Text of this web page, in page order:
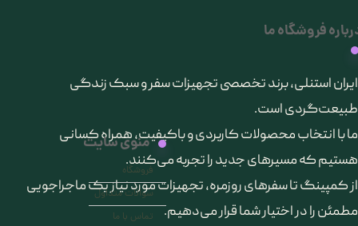
فروشگاه ما
​ایران استنلی، برند تخصصی تجهیزات سفر و سبک زندگی
طبیعت‌گردی است.
ما با انتخاب محصولات کاربردی و باکیفیت، همراه کسانی
هستیم که مسیرهای جدید را تجربه می‌کنند.
از کمپینگ تا سفرهای روزمره، تجهیزات مورد نیاز یک ماجراجویی
مطمئن را در اختیار شما قرار می‌دهیم.
منوی سایت
فروشگاه
سوالات متداول
تماس با ما